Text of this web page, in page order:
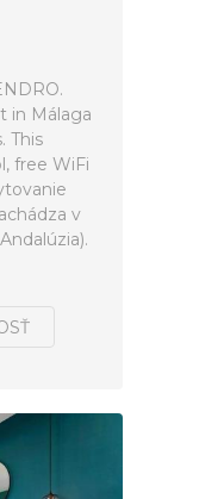
in Málaga
This
free WiFi
v